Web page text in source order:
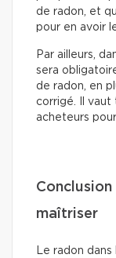
de radon, et
pour en avoir
Par ailleurs,
sera
de radon, en
corrigé. Il vaut
acheteurs
Conclusion
maîtriser
Le radon dans